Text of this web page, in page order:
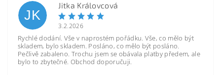
JK
Jitka Královcová
3.2.2026
Rychlé dodání. Vše v naprostém pořádku. Vše, co mělo být
skladem, bylo skladem. Posláno, co mělo být posláno.
Pečlivě zabaleno. Trochu jsem se obávala platby předem, ale
bylo to zbytečné. Obchod doporučuji.